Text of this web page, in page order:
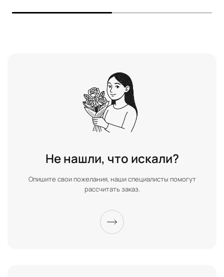
Не нашли, что искали?
Опишите свои пожелания, наши специалисты помогут
рассчитать заказ.